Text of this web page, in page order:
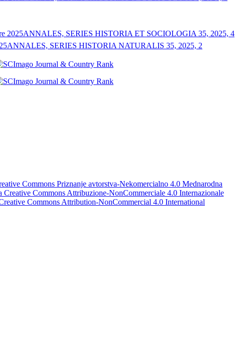
2025ANNALES, SERIES HISTORIA ET SOCIOLOGIA 35, 2025, 4
ANNALES, SERIES HISTORIA NATURALIS 35, 2025, 2
Commons Priznanje avtorstva-Nekomercialno 4.0 Mednarodna
Creative Commons Attribuzione-NonCommerciale 4.0 Internazionale
Commons Attribution-NonCommercial 4.0 International